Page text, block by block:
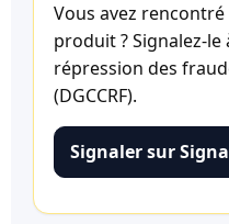
Vous avez
produit ? Signalez-le
répression des
(DGCCRF).
Signaler sur